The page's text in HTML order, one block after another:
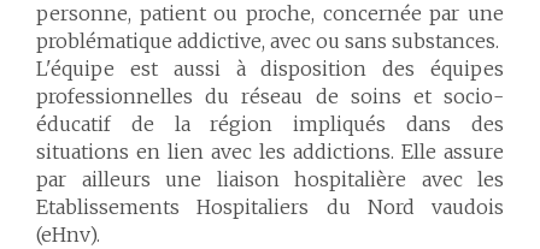
personne, patient ou proche, concernée par une
problématique addictive, avec ou sans substances.
L'équipe est aussi à disposition des équipes
professionnelles du réseau de soins et socio-
éducatif de la région impliqués dans des
situations en lien avec les addictions. Elle assure
par ailleurs une liaison hospitalière avec les
Etablissements Hospitaliers du Nord vaudois
(eHnv).